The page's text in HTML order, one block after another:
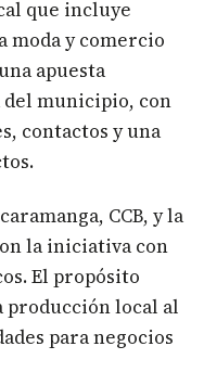
que incluye
moda y comercio
apuesta
municipio, con
contactos y una
CCB, y la
la iniciativa con
El propósito
producción local al
para negocios